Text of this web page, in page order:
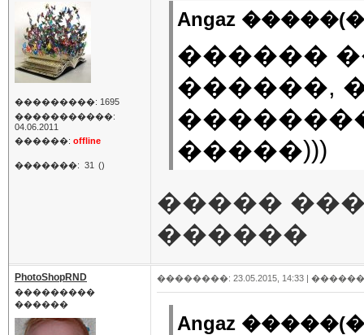
���������: 1695
�����������:
04.06.2011
������: offline
�������: 31 ()
Angaz
������
������,
�����)))
�����
������
PhotoShopRND
���������
������
��������: 23.05.2015, 14:33 |
Angaz